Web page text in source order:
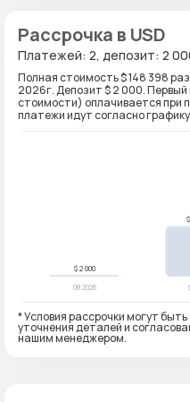
Рассрочка в USD
Платежей: 2, депозит: 2
Полная стоимость $ 148 398
2026г. Депозит $ 2 000.
стоимости) оплачивается при
платежи идут согласно
* Условия рассрочки могут
уточнения деталей и
нашим менеджером.